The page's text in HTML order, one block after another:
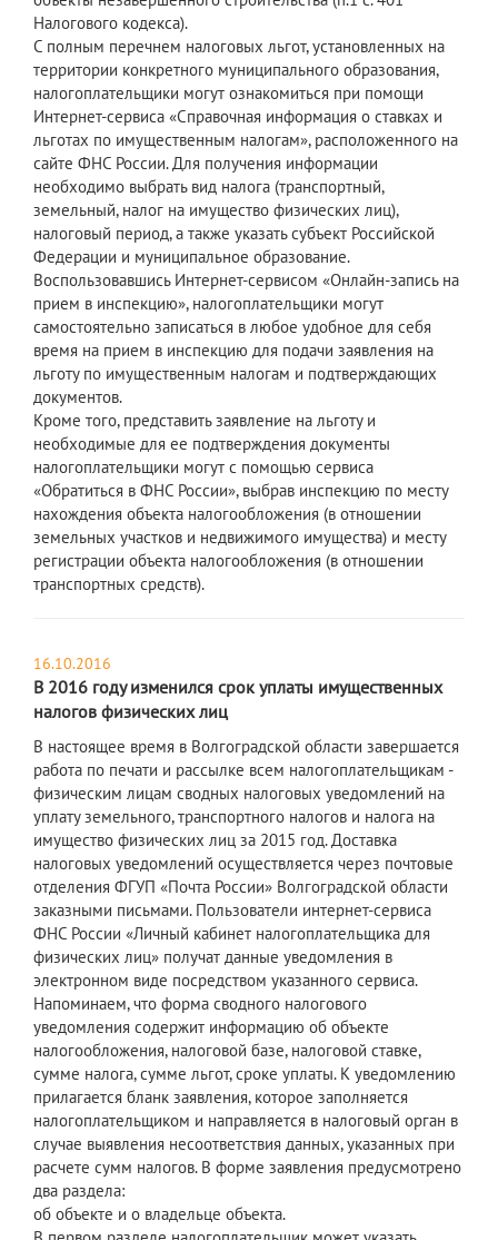
Налогового кодекса).
С полным перечнем налоговых льгот, установленных на
территории конкретного муниципального образования,
налогоплательщики могут ознакомиться при помощи
Интернет-сервиса «Справочная информация о ставках и
льготах по имущественным налогам», расположенного на
сайте ФНС России. Для получения информации
необходимо выбрать вид налога (транспортный,
земельный, налог на имущество физических лиц),
налоговый период, а также указать субъект Российской
Федерации и муниципальное образование.
Воспользовавшись Интернет-сервисом «Онлайн-запись на
прием в инспекцию», налогоплательщики могут
самостоятельно записаться в любое удобное для себя
время на прием в инспекцию для подачи заявления на
льготу по имущественным налогам и подтверждающих
документов.
Кроме того, представить заявление на льготу и
необходимые для ее подтверждения документы
налогоплательщики могут с помощью сервиса
«Обратиться в ФНС России», выбрав инспекцию по месту
нахождения объекта налогообложения (в отношении
земельных участков и недвижимого имущества) и месту
регистрации объекта налогообложения (в отношении
транспортных средств).
16.10.2016
В 2016 году изменился срок уплаты имущественных
налогов физических лиц
В настоящее время в Волгоградской области завершается
работа по печати и рассылке всем налогоплательщикам -
физическим лицам сводных налоговых уведомлений на
уплату земельного, транспортного налогов и налога на
имущество физических лиц за 2015 год. Доставка
налоговых уведомлений осуществляется через почтовые
отделения ФГУП «Почта России» Волгоградской области
заказными письмами. Пользователи интернет-сервиса
ФНС России «Личный кабинет налогоплательщика для
физических лиц» получат данные уведомления в
электронном виде посредством указанного сервиса.
Напоминаем, что форма сводного налогового
уведомления содержит информацию об объекте
налогообложения, налоговой базе, налоговой ставке,
сумме налога, сумме льгот, сроке уплаты. К уведомлению
прилагается бланк заявления, которое заполняется
налогоплательщиком и направляется в налоговый орган в
случае выявления несоответствия данных, указанных при
расчете сумм налогов. В форме заявления предусмотрено
два раздела:
об объекте и о владельце объекта.